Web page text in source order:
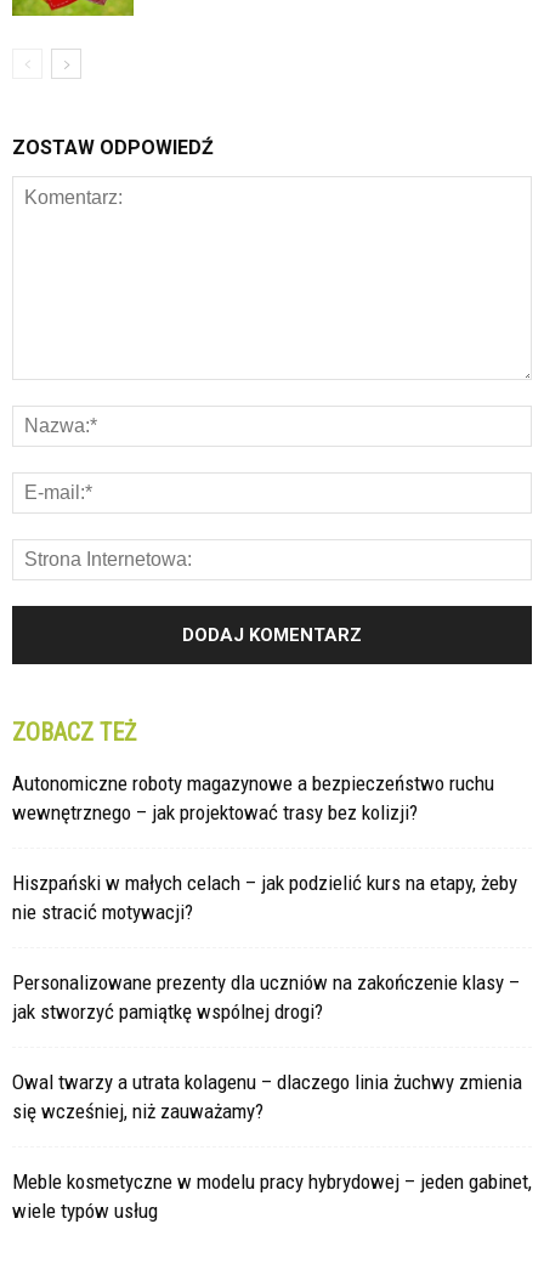
ZOSTAW ODPOWIEDŹ
ZOBACZ TEŻ
Autonomiczne roboty magazynowe a bezpieczeństwo ruchu
wewnętrznego – jak projektować trasy bez kolizji?
Hiszpański w małych celach – jak podzielić kurs na etapy, żeby
nie stracić motywacji?
Personalizowane prezenty dla uczniów na zakończenie klasy –
jak stworzyć pamiątkę wspólnej drogi?
Owal twarzy a utrata kolagenu – dlaczego linia żuchwy zmienia
się wcześniej, niż zauważamy?
Meble kosmetyczne w modelu pracy hybrydowej – jeden gabinet,
wiele typów usług